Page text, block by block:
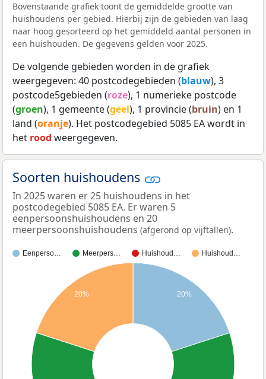
Bovenstaande grafiek toont de gemiddelde grootte van
huishoudens per gebied. Hierbij zijn de gebieden van laag
naar hoog gesorteerd op het gemiddeld aantal personen in
een huishouden. De gegevens gelden voor 2025.
De volgende gebieden worden in de grafiek
weergegeven: 40 postcodegebieden (blauw), 3
postcode5gebieden (roze), 1 numerieke postcode
(groen), 1 gemeente (geel), 1 provincie (bruin) en 1
land (oranje). Het postcodegebied 5085 EA wordt in
het rood weergegeven.
Soorten huishoudens
In 2025 waren er 25 huishoudens in het
postcodegebied 5085 EA. Er waren 5
eenpersoonshuishoudens en 20
meerpersoonshuishoudens (afgerond op vijftallen).
Eenperso… Meerpers… Huishoud… Huishoud…
20%
20%